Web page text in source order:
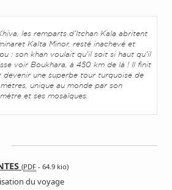
les remparts d’Itchan Kala abritent
Kalta Minor, resté inachevé et
: son khan voulait qu’il soit si haut qu’il
voir Boukhara, à 450 km de là ! Il finit
devenir une superbe tour turquoise de
unique au monde par son
et ses mosaïques.
(PDF - 64.9 kio)
du voyage